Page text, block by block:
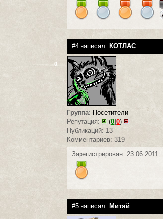
#4 написал: КОТЛАС
0
Группа: Посетители
Репутация:
(0 |0)
Публикаций: 13
Комментариев: 319
Зарегистрирован: 23.06.2011
#5 написал: Митяй